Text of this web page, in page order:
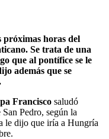
próximas horas del
Se trata de una
que al pontífice se le
además que se
Francisco saludó
Pedro, según la
le dijo que iría a Hungría